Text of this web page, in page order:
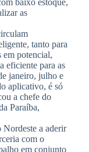
baixo estoque,
as
tanto para
em potencial,
eficiente para as
janeiro, julho e
aplicativo, é só
a chefe do
Paraíba,
Nordeste a aderir
com o
em conjunto